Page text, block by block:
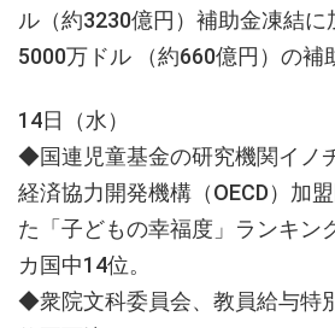
ル（約3230億円）補助金凍結
5000万ドル （約660億円）の補
14日（水）
◆国連児童基金の研究機関イノ
経済協力開発機構（OECD）加
た「子どもの幸福度」ランキン
カ国中14位。
◆衆院文科委員会、教員給与特